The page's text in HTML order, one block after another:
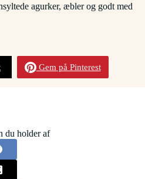
agurker, æbler og godt med
Gem på Pinterest
du holder af